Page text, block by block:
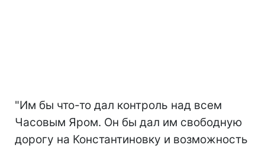
"Им бы что-то дал контроль над всем
Часовым Яром. Он бы дал им свободную
дорогу на Константиновку и возможность